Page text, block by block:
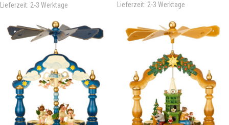
Lieferzeit: 2-3 Werktage
Lieferzeit: 2-3 Werktage